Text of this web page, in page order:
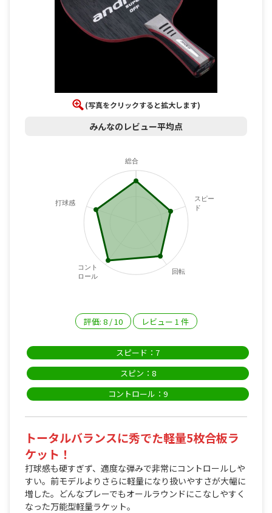
(写真をクリックすると拡大します)
みんなのレビュー平均点
総合
スピー
ド
回転
コント
ロール
打球感
評価: 8/ 10 レビュー 1 件
スピード：7
スピン：8
コントロール：9
トータルバランスに秀でた軽量5枚合板ラ
ケット！
打球感も硬すぎず、適度な弾みで非常にコントロールしや
すい。前モデルよりさらに軽量になり扱いやすさが大幅に
増した。どんなプレーでもオールラウンドにこなしやすく
なった万能型軽量ラケット。